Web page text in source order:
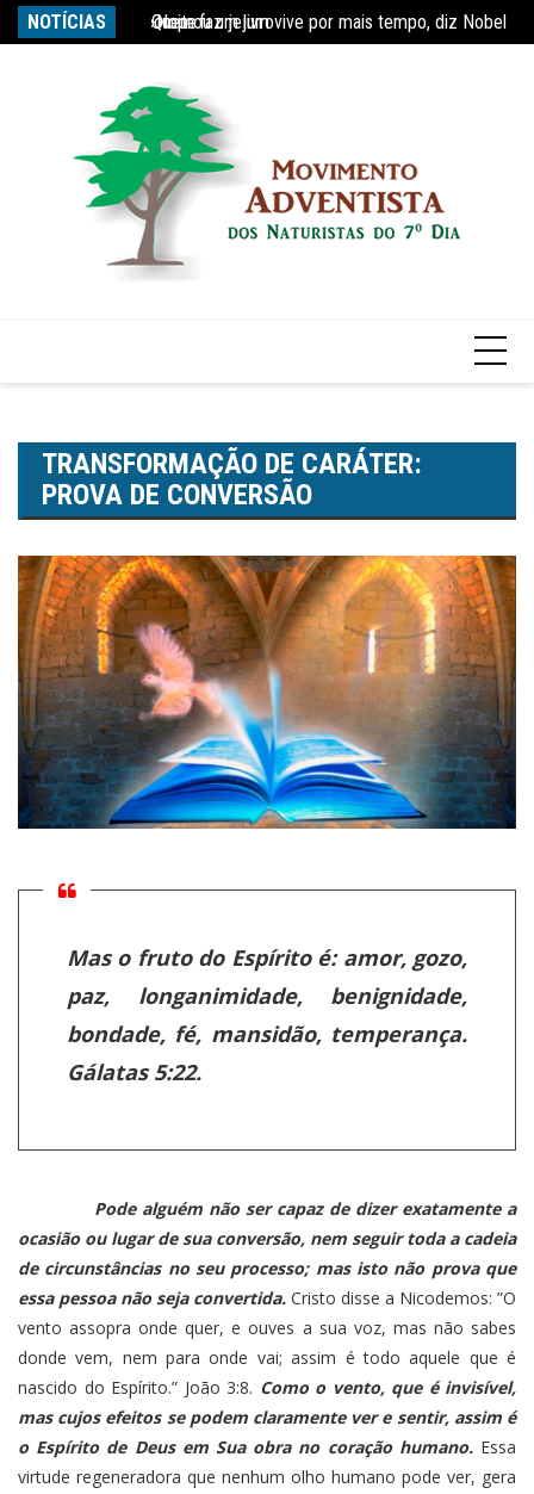
para
NOTÍCIAS Quem faz jejum vive por mais tempo, diz Nobel
Estudo constata que período de faculdade faz
TRANSFORMAÇÃO DE CARÁTER:
PROVA DE CONVERSÃO
Mas o fruto do Espírito é: amor, gozo,
paz, longanimidade, benignidade,
bondade, fé, mansidão, temperança.
Gálatas 5:22.
Pode alguém não ser capaz de dizer exatamente a
ocasião ou lugar de sua conversão, nem seguir toda a cadeia
de circunstâncias no seu processo; mas isto não prova que
essa pessoa não seja convertida. Cristo disse a Nicodemos: ”O
vento assopra onde quer, e ouves a sua voz, mas não sabes
donde vem, nem para onde vai; assim é todo aquele que é
nascido do Espírito.” João 3:8. Como o vento, que é invisível,
mas cujos efeitos se podem claramente ver e sentir, assim é
o Espírito de Deus em Sua obra no coração humano. Essa
virtude regeneradora que nenhum olho humano pode ver, gera